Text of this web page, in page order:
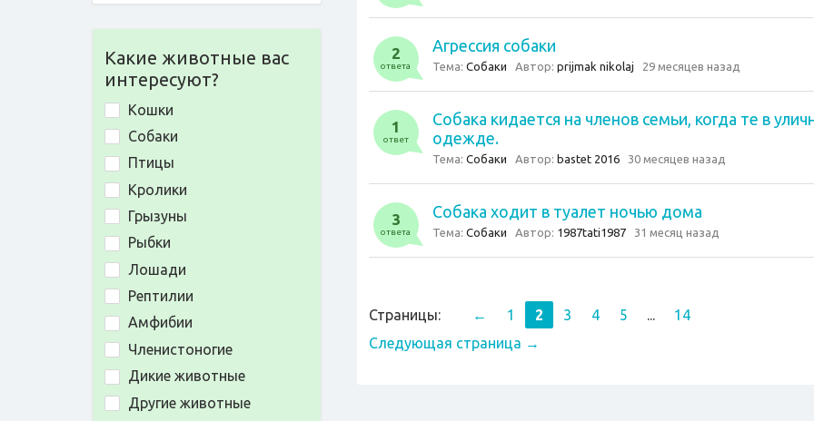
Какие животные вас
интересуют?
Кошки
Собаки
Птицы
Кролики
Грызуны
Рыбки
Лошади
Рептилии
Амфибии
Членистоногие
Дикие животные
Другие животные
2
ответа
Агрессия собаки
Тема: Собаки Автор: prijmak nikolaj 29 месяцев назад
1
ответ
Собака кидается на членов семьи, когда те в
одежде.
Тема: Собаки Автор: bastet 2016 30 месяцев назад
3
ответа
Собака ходит в туалет ночью дома
Тема: Собаки Автор: 1987tati1987 31 месяц назад
Страницы: ← 1 2 3 4 5 ...
14
Следующая страница →